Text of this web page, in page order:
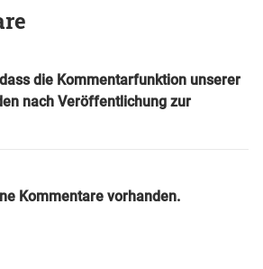
die Kommentarfunktion unserer
nach Veröffentlichung zur
Kommentare vorhanden.